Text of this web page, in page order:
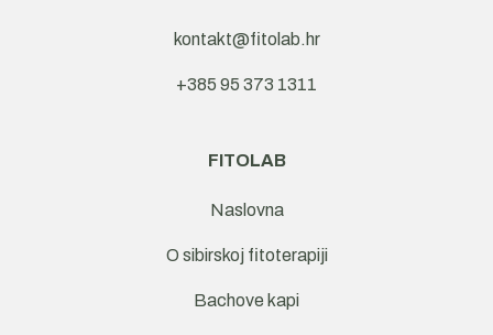
kontakt@fitolab.hr
+385 95 373 1311
FITOLAB
Naslovna
O sibirskoj fitoterapiji
Bachove kapi